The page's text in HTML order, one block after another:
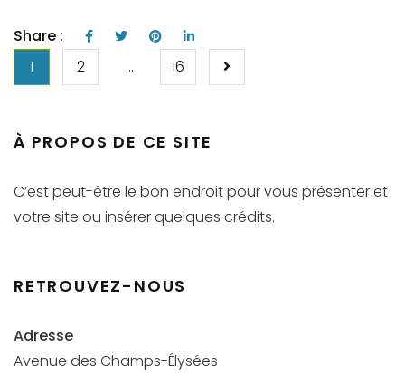
Share :
PAGINATION
PUBLICATIONS
1 2 … 16
À PROPOS DE CE SITE
C’est peut-être le bon endroit pour vous présenter et
votre site ou insérer quelques crédits.
RETROUVEZ-NOUS
Adresse
Avenue des Champs-Élysées